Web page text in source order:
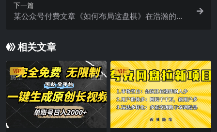
下一篇
某公众号付费文章《如何布局这盘棋》在浩瀚的棋
相关文章
VIP VIP